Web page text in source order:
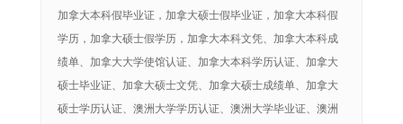
加拿大本科假毕业证，加拿大硕士假毕业证，加拿大本科假
学历，加拿大硕士假学历，加拿大本科文凭、加拿大本科成
绩单、加拿大大学使馆认证、加拿大本科学历认证、加拿大
硕士毕业证、加拿大硕士文凭、加拿大硕士成绩单、加拿大
硕士学历认证、澳洲大学学历认证、澳洲大学毕业证、澳洲